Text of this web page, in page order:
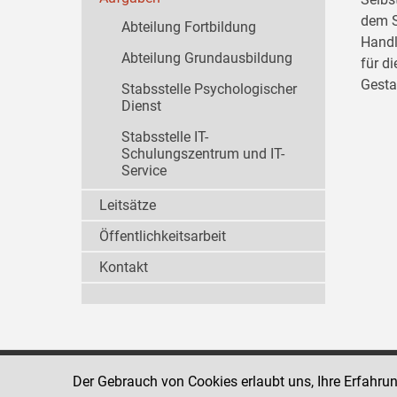
dem
für
Abteilung Fortbildung
Abteilung Grundausbildung
Stabsstelle Psychologischer
Dienst
Stabsstelle IT-
Schulungszentrum und IT-
Service
Leitsätze
Öffentlichkeitsarbeit
Kontakt
Strafvollzugsakademie
1080 Wien
Der Gebrauch von Cookies erlaubt uns, Ihre